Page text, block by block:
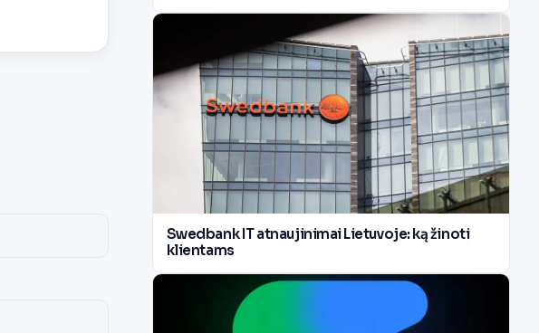
Swedbank IT atnaujinimai Lietuvoje: ką žinoti
klientams